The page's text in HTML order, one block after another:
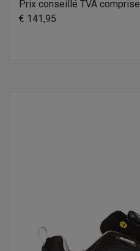
Prix conseillé TVA comprise
€ 141,95